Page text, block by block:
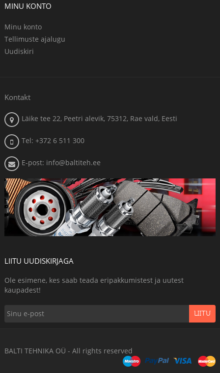
MINU KONTO
Minu konto
Tellimuste ajalugu
Uudiskiri
Kontakt
Läike tee 22, Peetri alevik, 75312, Rae vald, Eesti
Tel: +372 6 511 300
E-post: info@baltiteh.ee
LIITU UUDISKIRJAGA
Ole esimene, kes saab teada eripakkumistest ja uutest
kaupadest!
LIITU
BALTI TEHNIKA OÜ - All rights reserved